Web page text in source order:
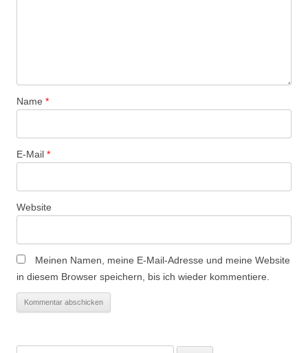
i
n
Name *
E-Mail *
Website
Meinen Namen, meine E-Mail-Adresse und meine Website
in diesem Browser speichern, bis ich wieder kommentiere.